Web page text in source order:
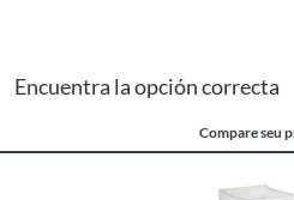
Encuentra la opción correcta
Compare seu